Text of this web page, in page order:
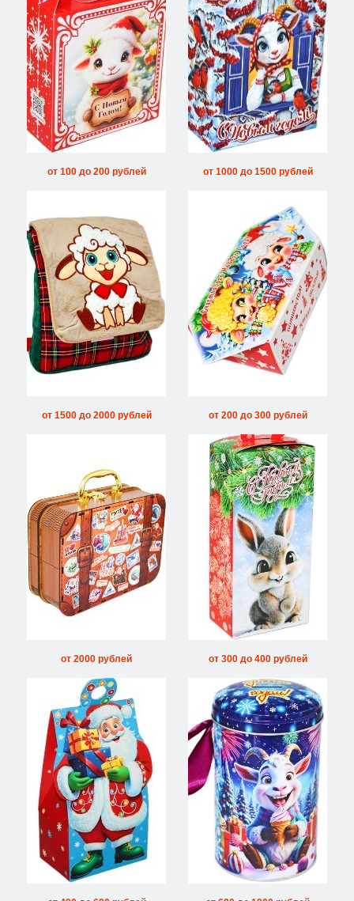
от 100 до 200 рублей от 1000 до 1500 рублей
от 1500 до 2000 рублей от 200 до 300 рублей
от 2000 рублей от 300 до 400 рублей